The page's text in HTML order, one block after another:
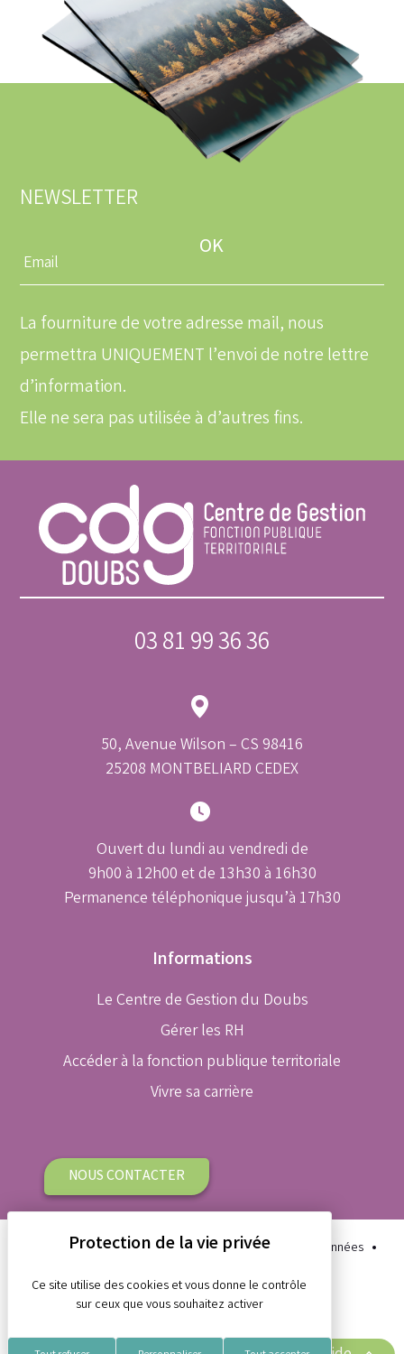
NEWSLETTER
Entrez
une
email
La fourniture de votre adresse mail, nous
permettra UNIQUEMENT l’envoi de notre lettre
d’information.
Elle ne sera pas utilisée à d’autres fins.
03 81 99 36 36
50, Avenue Wilson – CS 98416
25208 MONTBELIARD CEDEX
Ouvert du lundi au vendredi de
9h00 à 12h00 et de 13h30 à 16h30
Permanence téléphonique jusqu’à 17h30
Informations
Le Centre de Gestion du Doubs
Gérer les RH
Accéder à la fonction publique territoriale
Vivre sa carrière
NOUS CONTACTER
Plan du site Aide et accessibilité
Protection des données
Gestion des cookies
Mentions légales
Ce site utilise des cookies et vous donne le contrôle
sur ceux que vous souhaitez activer